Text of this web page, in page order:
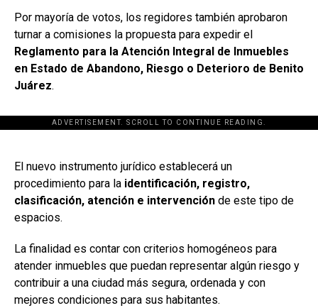
Por mayoría de votos, los regidores también aprobaron
turnar a comisiones la propuesta para expedir el
Reglamento para la Atención Integral de Inmuebles
en Estado de Abandono, Riesgo o Deterioro de Benito
Juárez.
ADVERTISEMENT. SCROLL TO CONTINUE READING.
[adsforwp id="243463"]
El nuevo instrumento jurídico establecerá un
procedimiento para la identificación, registro,
clasificación, atención e intervención de este tipo de
espacios.
La finalidad es contar con criterios homogéneos para
atender inmuebles que puedan representar algún riesgo y
contribuir a una ciudad más segura, ordenada y con
mejores condiciones para sus habitantes.